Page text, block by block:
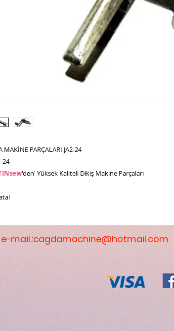
MAKİNE PARÇALARI JA2-24
24
'den' Yüksek Kaliteli Dikiş Makine Parçaları
e-mail.:cagdamachine@hotmail.com